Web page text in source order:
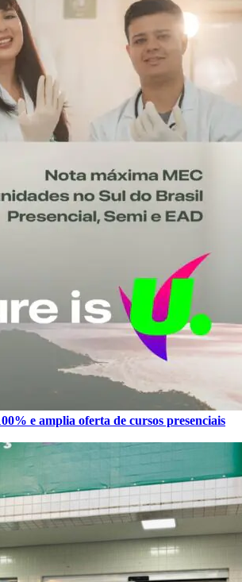
e amplia oferta de cursos presenciais